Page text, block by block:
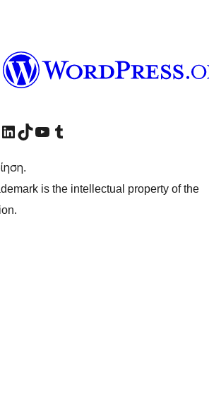
μας στο Facebook
τον λογαριασμό μας Instagram
Επισκεφθείτε τον λογαριασμό μας LinkedIn
Visit our TikTok account
Visit our YouTube channel
Visit our Tumblr account
is the intellectual property of the